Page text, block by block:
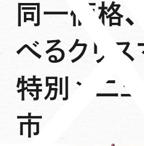
同一価格
べるクリ
特別メニ
市